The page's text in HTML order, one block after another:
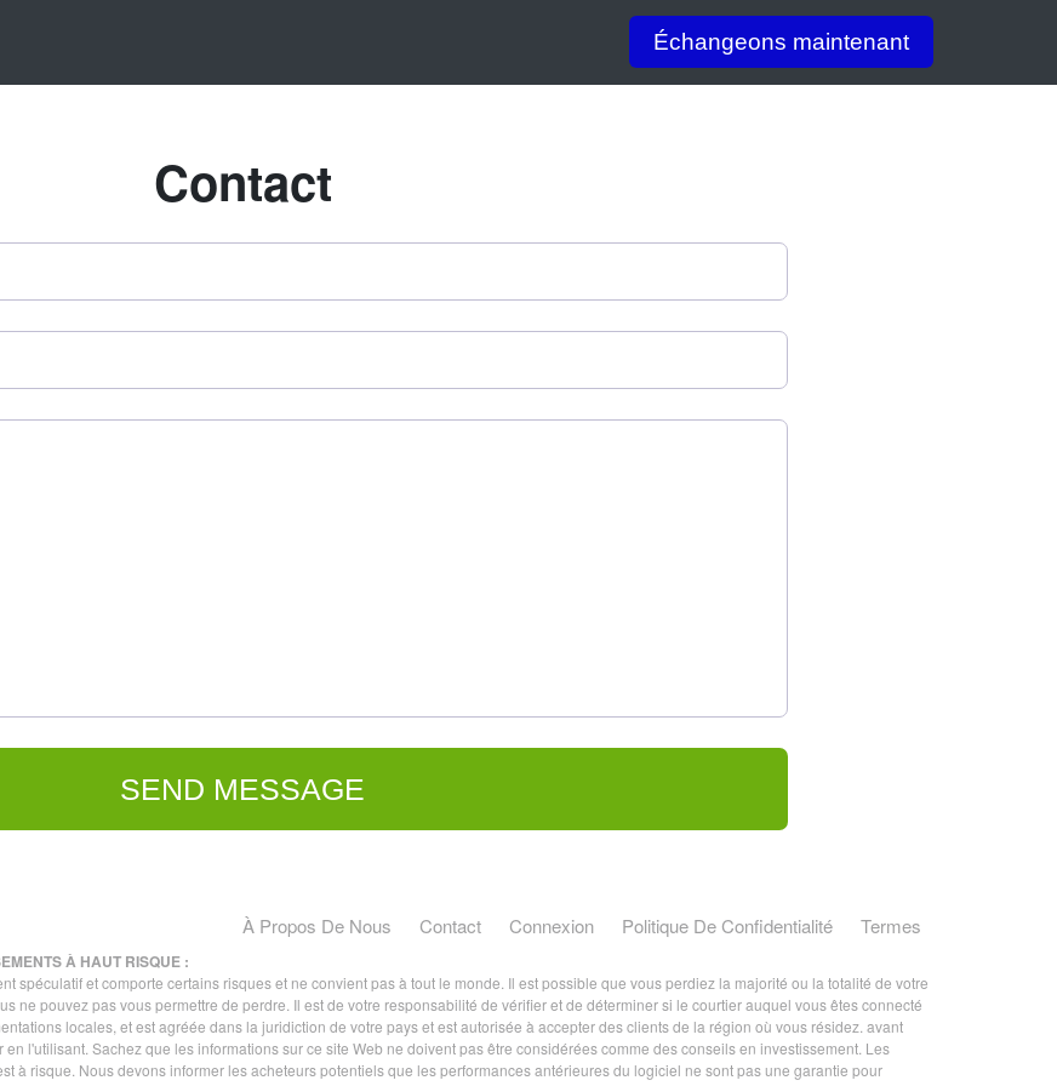
Échangeons maintenant
Contact
À Propos De Nous Contact Connexion Politique De Confidentialité Termes
À HAUT RISQUE :
spéculatif et comporte certains risques et ne convient pas à tout le monde. Il est possible que vous perdiez la majorité ou la totalité de votre
ne pouvez pas vous permettre de perdre. Il est de votre responsabilité de vérifier et de déterminer si le courtier auquel vous êtes connecté
locales, et est agréée dans la juridiction de votre pays et est autorisée à accepter des clients de la région où vous résidez. avant
l'utilisant. Sachez que les informations sur ce site Web ne doivent pas être considérées comme des conseils en investissement. Les
à risque. Nous devons informer les acheteurs potentiels que les performances antérieures du logiciel ne sont pas une garantie pour